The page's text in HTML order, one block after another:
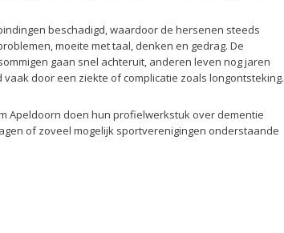
beschadigd, waardoor de hersenen steeds
moeite met taal, denken en gedrag. De
gaan snel achteruit, anderen leven nog jaren
door een ziekte of complicatie zoals longontsteking.
Apeldoorn doen hun profielwerkstuk over dementie
of zoveel mogelijk sportverenigingen onderstaande